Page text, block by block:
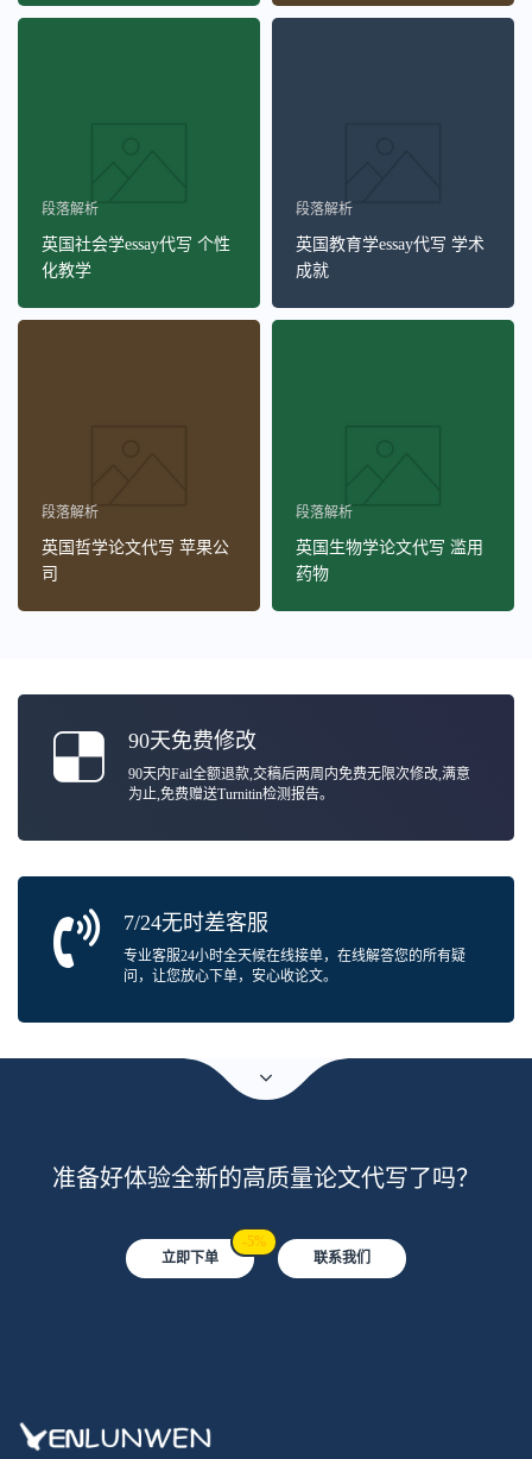
段落解析
英国社会学essay代写 个性
化教学
段落解析
英国教育学essay代写 学术
成就
段落解析
英国哲学论文代写 苹果公
司
段落解析
英国生物学论文代写 滥用
药物
90天免费修改
90天内Fail全额退款,交稿后两周内免费无限次修改,满意
为止,免费赠送Turnitin检测报告。
7/24无时差客服
专业客服24小时全天候在线接单，在线解答您的所有疑
问，让您放心下单，安心收论文。
准备好体验全新的高质量论文代写了吗？
立即下单
-5%
联系我们